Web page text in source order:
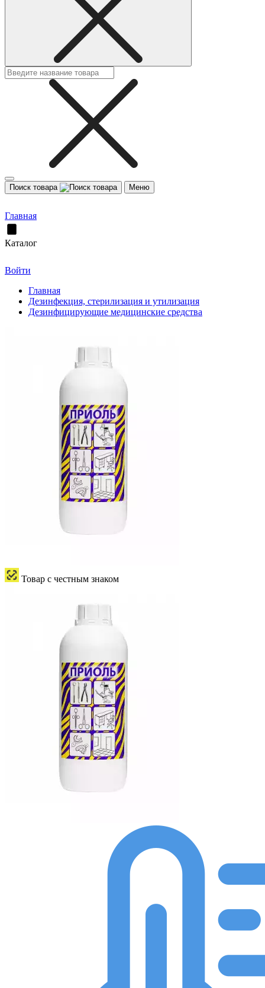
Поиск товара Меню
Главная
Каталог
Войти
Главная
Дезинфекция, стерилизация и утилизация
Дезинфицирующие медицинские средства
Товар с честным знаком